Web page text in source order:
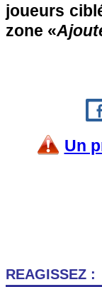
joueurs
zone «
Un
REAGISSEZ :